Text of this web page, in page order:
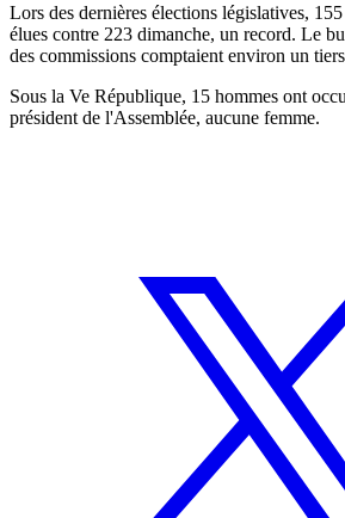
Lors des dernières élections législatives,
élues contre 223 dimanche, un record. Le
des commissions comptaient environ un
Sous la Ve République, 15 hommes ont
président de l'Assemblée, aucune femme.